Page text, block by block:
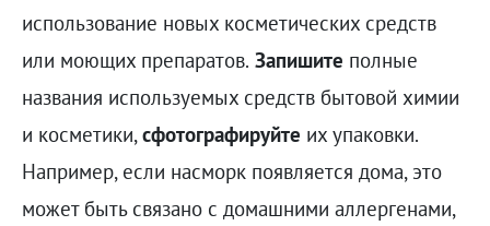
использование новых косметических средств
или моющих препаратов. Запишите полные
названия используемых средств бытовой химии
и косметики,сфотографируйте их упаковки.
Например, если насморк появляется дома, это
может быть связано с домашними аллергенами,